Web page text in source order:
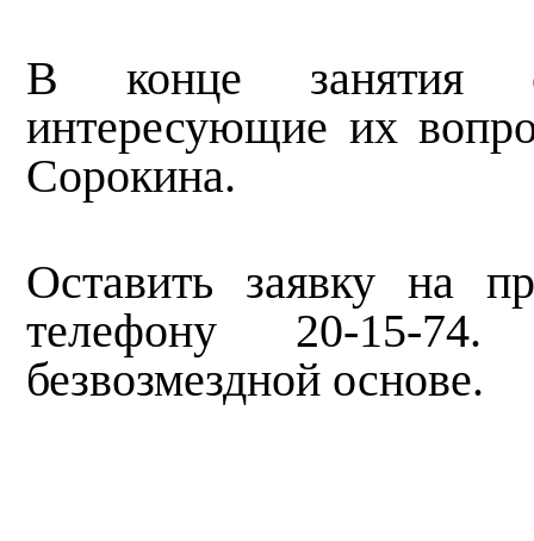
В конце занятия
интересующие их
Сорокина.
Оставить заявку на
телефону 20-15-
безвозмездной основе.